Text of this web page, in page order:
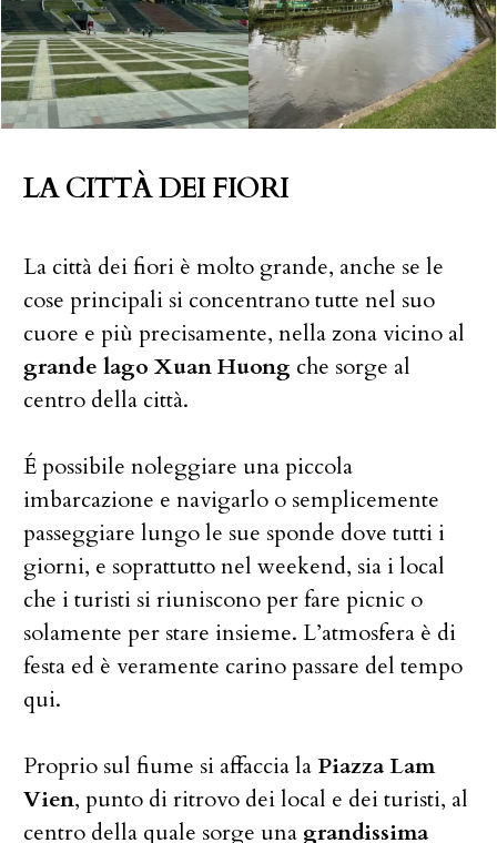
LA CITTÀ DEI FIORI
La città dei fiori è molto grande, anche se le
cose principali si concentrano tutte nel suo
cuore e più precisamente, nella zona vicino al
grande lago Xuan Huong che sorge al
centro della città.
É possibile noleggiare una piccola
imbarcazione e navigarlo o semplicemente
passeggiare lungo le sue sponde dove tutti i
giorni, e soprattutto nel weekend, sia i local
che i turisti si riuniscono per fare picnic o
solamente per stare insieme. L’atmosfera è di
festa ed è veramente carino passare del tempo
qui.
Proprio sul fiume si affaccia la PiazzaLam
Vien, punto di ritrovo dei local e dei turisti, al
centro della quale sorge una grandissima